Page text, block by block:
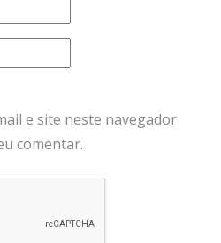
e site neste navegador
comentar.